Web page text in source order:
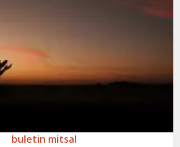
buletin mitsal